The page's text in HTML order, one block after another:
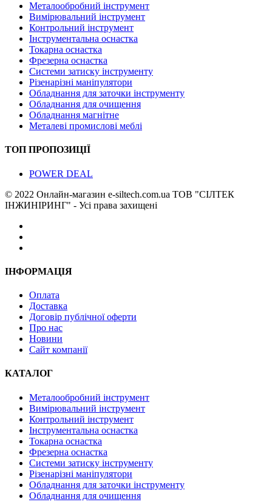
Металообробний інструмент
Вимірювальний інструмент
Контрольний інструмент
Інструментальна оснастка
Токарна оснастка
Фрезерна оснастка
Системи затиску інструменту
Різенарізні маніпулятори
Обладнання для заточки інструменту
Обладнання для очищення
Обладнання магнітне
Металеві промислові меблі
ТОП ПРОПОЗИЦІЇ
POWER DEAL
© 2022 Онлайн-магазин e-siltech.com.ua ТОВ "СІЛТЕК
ІНЖИНІРИНГ" - Усі права захищені
ІНФОРМАЦІЯ
Оплата
Доставка
Договір публічної оферти
Про нас
Новини
Сайт компанії
КАТАЛОГ
Металообробний інструмент
Вимірювальний інструмент
Контрольний інструмент
Інструментальна оснастка
Токарна оснастка
Фрезерна оснастка
Системи затиску інструменту
Різенарізні маніпулятори
Обладнання для заточки інструменту
Обладнання для очищення